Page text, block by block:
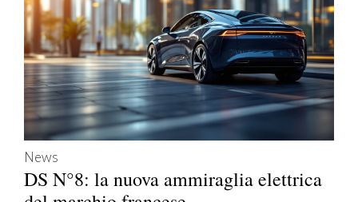
News
DS N°8: la nuova ammiraglia elettrica